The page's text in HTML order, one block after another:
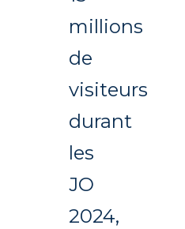
millions
de
visiteurs
durant
les
JO
2024,